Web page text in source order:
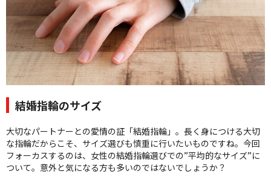
フェア・ニュース
ブログ・お客様の声
カタログ請求
06-7777-7370
よくあるご質問|会社概要| 採用情報
お問い合わせ|プライバシーポリシー
結婚指輪のサイズ
大切なパートナーとの愛情の証「結婚指輪」。長く身につける大切
な指輪だからこそ、サイズ選びも慎重に行いたいものですね。今回
フォーカスするのは、女性の結婚指輪選びでの”平均的なサイズ”に
ついて。意外と気になる方も多いのではないでしょうか？